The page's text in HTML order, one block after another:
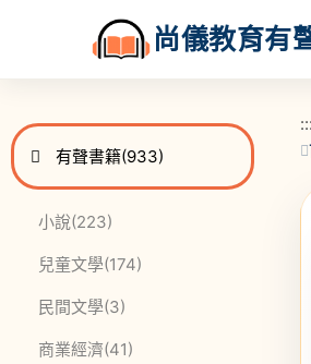
尚儀教育有
進入
有聲書籍此分類有
(933)
小說此分類有
(223)
兒童文學此分類有
(174)
民間文學此分類有
(3)
商業經濟此分類有
(41)
:::